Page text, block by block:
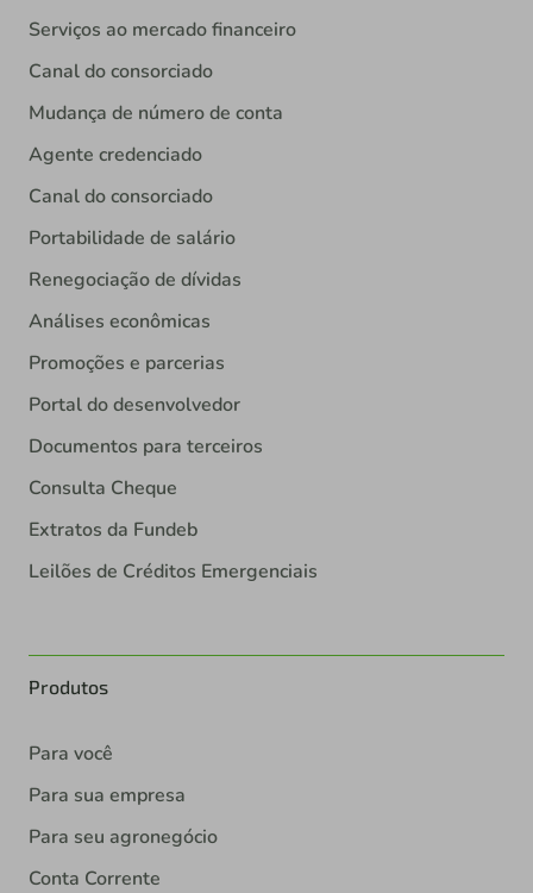
Serviços ao mercado financeiro
Canal do consorciado
Mudança de número de conta
Agente credenciado
Canal do consorciado
Portabilidade de salário
Renegociação de dívidas
Análises econômicas
Promoções e parcerias
Portal do desenvolvedor
Documentos para terceiros
Consulta Cheque
Extratos da Fundeb
Leilões de Créditos Emergenciais
Produtos
Para você
Para sua empresa
Para seu agronegócio
Conta Corrente